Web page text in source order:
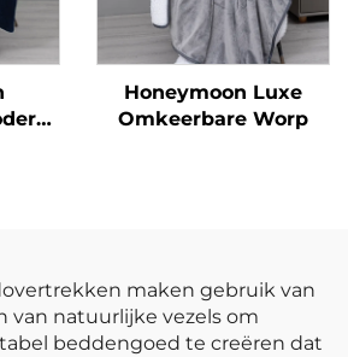
Honeymoon Luxe
Omkeerbare Worp
maken gebruik van
van natuurlijke vezels om
beddengoed te creëren dat